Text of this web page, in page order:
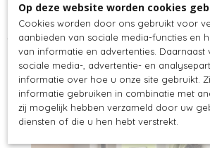
Home >Witte meubels>Kasten>Kapstok
Kapstok kast wit - 100bx40dx190h -
Op deze website worden cookies
Cookies worden door ons gebruikt voor
aanbieden van sociale media-functies en
van informatie en advertenties. Daarnaast
sociale media-, advertentie- en
informatie over hoe u onze site gebruikt.
informatie gebruiken in combinatie met
zij mogelijk hebben verzameld door uw
diensten of die u hen hebt verstrekt.